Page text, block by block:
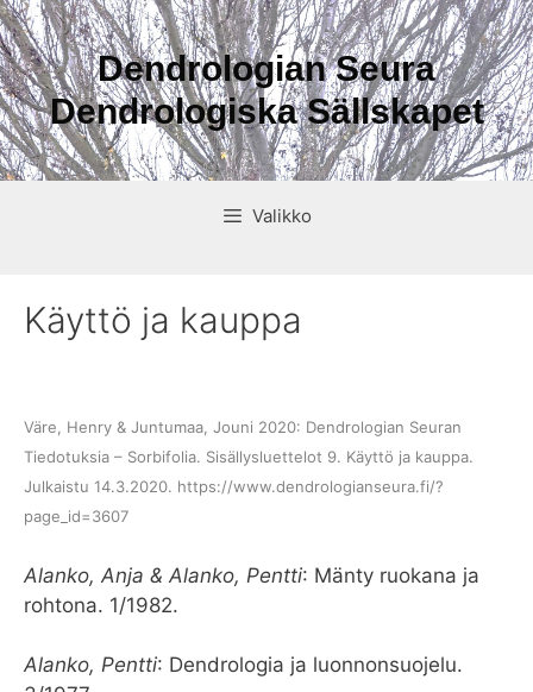
Siirry
sisältöön
Dendrologian Seura
Dendrologiska Sällskapet
Valikko
Käyttö ja kauppa
Väre, Henry & Juntumaa, Jouni 2020: Dendrologian Seuran
Tiedotuksia – Sorbifolia. Sisällysluettelot 9. Käyttö ja kauppa.
Julkaistu 14.3.2020. https://www.dendrologianseura.fi/?
page_id=3607
Alanko, Anja & Alanko, Pentti: Mänty ruokana ja
rohtona. 1/1982.
Alanko, Pentti: Dendrologia ja luonnonsuojelu.